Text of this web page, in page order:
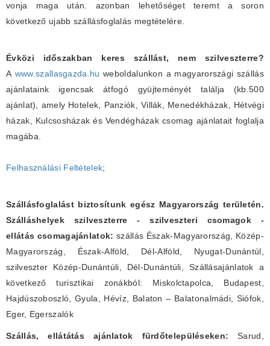
vonja maga után. azonban lehetőséget teremt a soron
következő ujabb szállásfoglalás megtételére.
Évközi időszakban keres szállást, nem szilveszterre?
A www.szallasgazda.hu weboldalunkon a magyarországi szállás
ajánlataink igencsak átfogó gyüjteményét találja (kb.500
ajánlat), amely Hotelek, Panziók, Villák, Menedékházak, Hétvégi
házak, Kulcsosházak és Vendégházak csomag ajánlatait foglalja
magába.
Felhasználási Feltételek;
Szállásfoglalást biztosítunk egész Magyarország területén.
Szálláshelyek szilveszterre - szilveszteri csomagok -
ellátás csomagajánlatok: szállás Észak-Magyarország, Közép-
Magyarország, Észak-Alföld, Dél-Alföld, Nyugat-Dunántúl,
szilveszter Közép-Dunántúli, Dél-Dunántúli, Szállásajánlatok a
következő turisztikai zonákból: Miskolctapolca, Budapest,
Hajdúszoboszló, Gyula, Hévíz, Balaton – Balatonalmádi, Siófok,
Eger, Egerszalók
Szállás, ellátátás ajánlatok fürdőtelepüléseken:Sarud,